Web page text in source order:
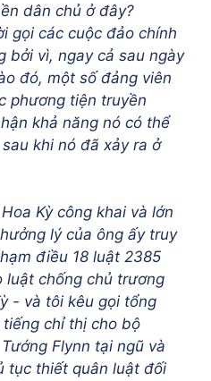
dân chủ ở đây?
gọi các cuộc đảo chính
bởi vì, ngay cả sau ngày
đó, một số đảng viên
phương tiện truyền
khả năng nó có thể
khi nó đã xảy ra ở
Kỳ công khai và lớn
lý của ông ấy truy
điều 18 luật 2385
luật chống chủ trương
- và tôi kêu gọi tổng
chỉ thị cho bộ
Flynn tại ngũ và
tục thiết quân luật đối